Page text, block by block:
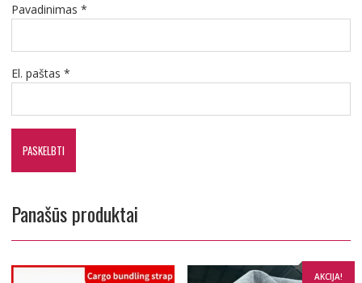
Pavadinimas *
El. paštas *
Panašūs produktai
AKCIJA!